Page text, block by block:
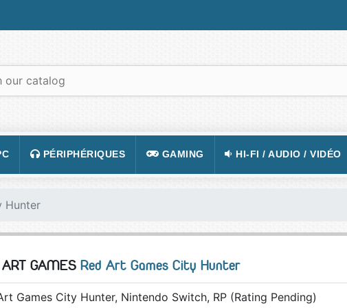
PÉRIPHÉRIQUES
TAPIS DE SOURIS
ÉCRAN
GAMING
FIGURINES JEU
LUNETTES POUR JOUEURS
HI-FI / AUDIO / VIDÉO
TÉLÉPHONE
Hunter
ART GAMES Red Art Games City Hunter
Games City Hunter, Nintendo Switch, RP (Rating Pending)